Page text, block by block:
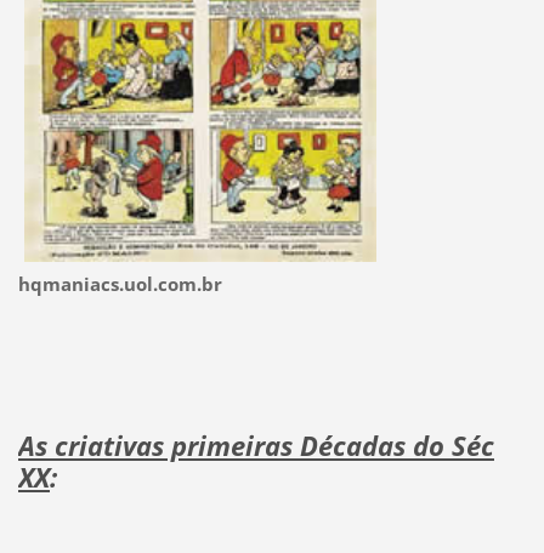
hqmaniacs.uol.com.br
As criativas primeiras Décadas do Séc
XX: